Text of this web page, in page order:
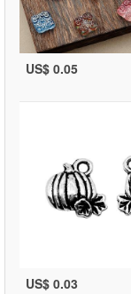
US$ 0.05
US$ 0.03